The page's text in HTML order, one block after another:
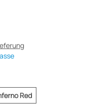
GreyRedInferno Red